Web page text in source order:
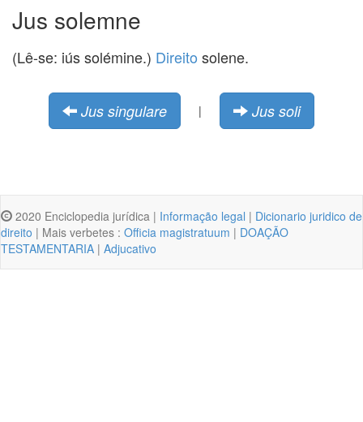
Jus solemne
(Lê-se: iús solémine.) Direito solene.
Jus singulare | Jus soli
2020 Enciclopedia jurídica | Informação legal | Dicionario juridico de
direito | Mais verbetes : Officia magistratuum | DOAÇÃO
TESTAMENTARIA | Adjucativo